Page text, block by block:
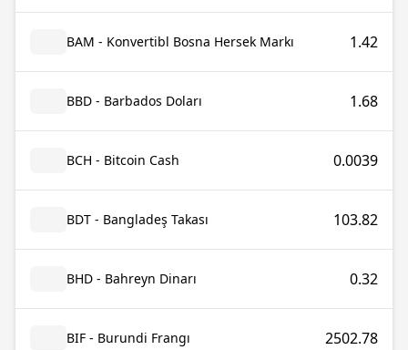
BAM - Konvertibl Bosna Hersek Markı 1.42
BBD - Barbados Doları 1.68
BCH - Bitcoin Cash 0.0039
BDT - Bangladeş Takası 103.82
BHD - Bahreyn Dinarı 0.32
BIF - Burundi Frangı 2502.78